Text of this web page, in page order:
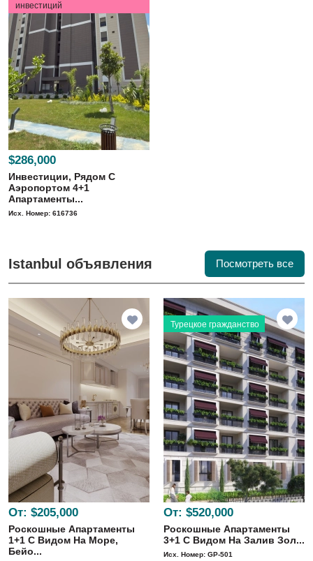
инвестиций
$286,000
Инвестиции, Рядом С
Аэропортом 4+1
Апартаменты...
Исх. Номер: 616736
Istanbul объявления Посмотреть все
От: $205,000
Роскошные Апартаменты
1+1 С Видом На Море,
Бейо...
Турецкое гражданство
От: $520,000
Роскошные Апартаменты
3+1 С Видом На Залив Зол...
Исх. Номер: GP-501